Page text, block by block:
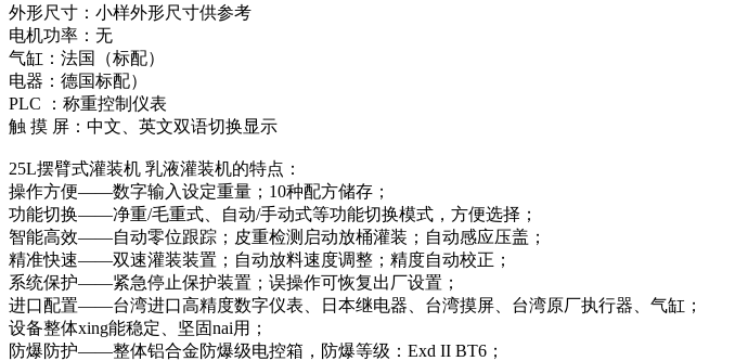
外形尺寸：小样外形尺寸供参考
电机功率：无
气缸：法国（标配）
电器：德国标配）
PLC ：称重控制仪表
触 摸 屏：中文、英文双语切换显示
25L摆臂式灌装机 乳液灌装机的特点：
操作方便——数字输入设定重量；10种配方储存；
功能切换——净重/毛重式、自动/手动式等功能切换模式，方便选择；
智能高效——自动零位跟踪；皮重检测启动放桶灌装；自动感应压盖；
精准快速——双速灌装装置；自动放料速度调整；精度自动校正；
系统保护——紧急停止保护装置；误操作可恢复出厂设置；
进口配置——台湾进口高精度数字仪表、日本继电器、台湾摸屏、台湾原厂执行器、气缸；
设备整体xing能稳定、坚固nai用；
防爆防护——整体铝合金防爆级电控箱，防爆等级：Exd II BT6；